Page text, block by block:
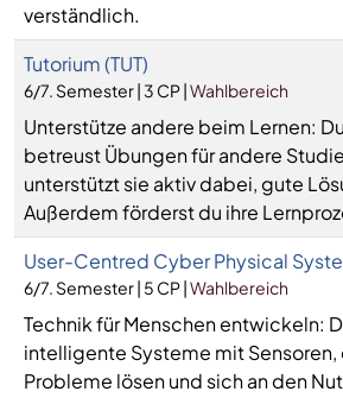
verständlich.
Tutorium (TUT)
6/7. Semester | 3 CP |Wahlbereich
Unterstütze andere beim Lernen:
betreust Übungen für andere
unterstützt sie aktiv dabei, gute
Außerdem förderst du ihre
User-Centred Cyber Physical
6/7. Semester | 5 CP |Wahlbereich
Technik für Menschen entwickeln:
intelligente Systeme mit Sensoren,
Probleme lösen und sich an den